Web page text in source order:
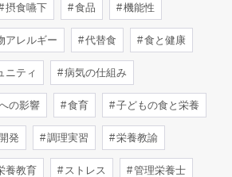
摂食嚥下 食品 機能性
アレルギー 代替食 食と健康
ニティ 病気の仕組み
の影響 食育 子どもの食と栄養
発 調理実習 栄養教諭
養教育 ストレス 管理栄養士